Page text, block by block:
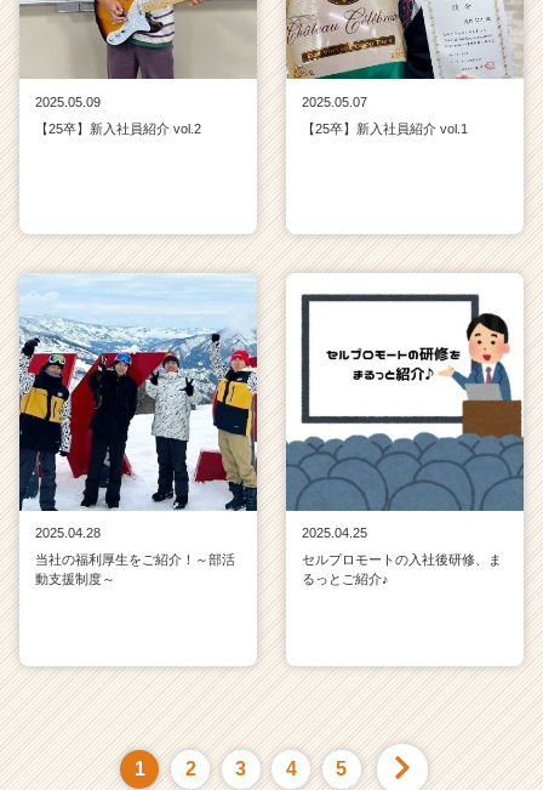
2025.05.09
【25卒】新入社員紹介 vol.2
2025.05.07
【25卒】新入社員紹介 vol.1
2025.04.28
当社の福利厚生をご紹介！～部活
動支援制度～
2025.04.25
セルプロモートの入社後研修、ま
るっとご紹介♪
1 2 3 4 5